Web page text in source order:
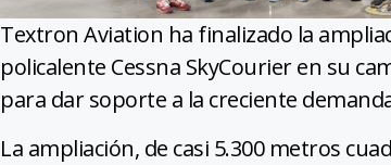
Textron Aviation ha finalizado la
policalente Cessna SkyCourier en su
para dar soporte a la creciente
La ampliación, de casi 5.300 metros